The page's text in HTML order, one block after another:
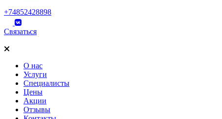
+74852428898
Связаться
О нас
Услуги
Специалисты
Цены
Акции
Отзывы